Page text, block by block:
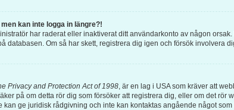
kan inte logga in längre?!
har raderat eller inaktiverat ditt användarkonto av någon
databasen. Om så har skett, registrera dig igen och försök involvera
Privacy and Protection Act of 1998, är en lag i USA som kräver att
på om detta rör dig som försöker att registrera dig, eller om det
kan ge juridisk rådgivning och inte kan kontaktas angående något som